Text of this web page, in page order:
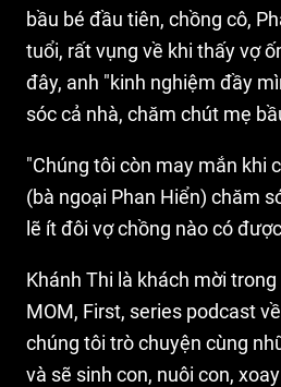
bầu bé đầu tiên, chồng cô,
tuổi, rất vụng về khi thấy vợ
đây, anh "kinh nghiệm đầy
sóc cả nhà, chăm chút mẹ
"Chúng tôi còn may mắn khi
(bà ngoại Phan Hiển) chăm
lẽ ít đôi vợ chồng nào có
Khánh Thi là khách mời
MOM, First, series podcast
chúng tôi trò chuyện cùng
và sẽ sinh con, nuôi con,